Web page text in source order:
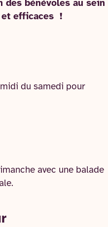
des bénévoles au sein
et efficaces !
du samedi pour
avec une balade